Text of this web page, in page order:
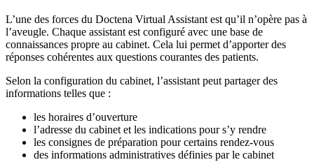
L’une des forces du Doctena Virtual Assistant est qu’il n’opère pas à
l’aveugle. Chaque assistant est configuré avec une base de
connaissances propre au cabinet. Cela lui permet d’apporter des
réponses cohérentes aux questions courantes des patients.
Selon la configuration du cabinet, l’assistant peut partager des
informations telles que :
les horaires d’ouverture
l’adresse du cabinet et les indications pour s’y rendre
les consignes de préparation pour certains rendez-vous
des informations administratives définies par le cabinet